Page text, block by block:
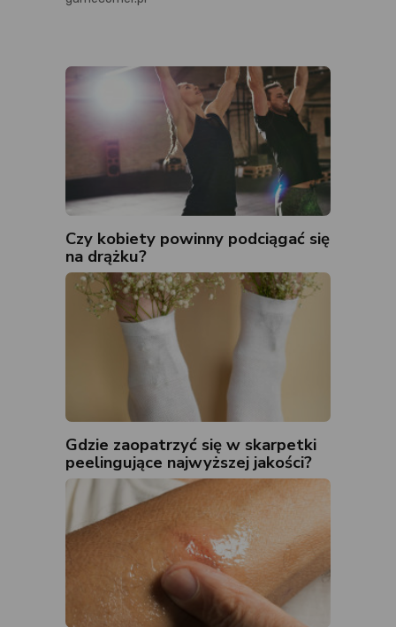
Czy kobiety powinny podciągać się
na drążku?
Gdzie zaopatrzyć się w skarpetki
peelingujące najwyższej jakości?